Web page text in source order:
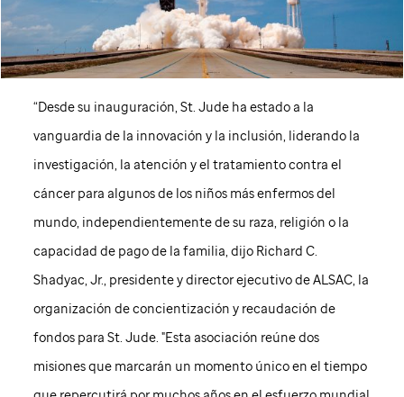
“Desde su inauguración, St. Judeha estado a la
vanguardia de la innovación y la inclusión, liderando la
investigación, la atención y el tratamiento contra el
cáncer para algunos de los niños más enfermos del
mundo, independientemente de su raza, religión o la
capacidad de pago de la familia, dijo Richard C.
Shadyac, Jr., presidente y director ejecutivo de ALSAC, la
organización de concientización y recaudación de
fondos para St. Jude. "Esta asociación reúne dos
misiones que marcarán un momento único en el tiempo